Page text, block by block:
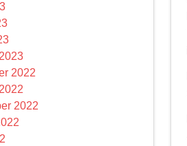
2022
2022